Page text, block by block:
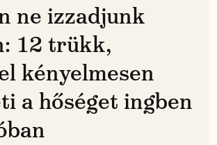
ne izzadjunk
12 trükk,
kényelmesen
a hőséget ingben